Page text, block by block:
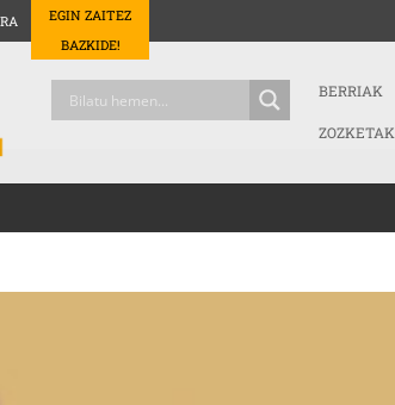
EGIN ZAITEZ
BAZKIDE!
BERRIAK
ZOZKETAK